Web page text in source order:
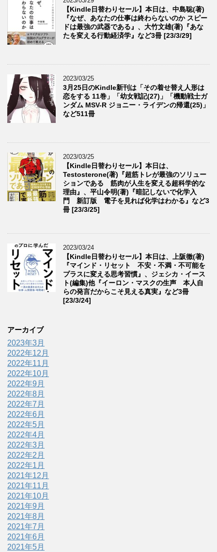
【Kindle日替わりセール】本日は、中島聡(著)
『なぜ、あなたの仕事は終わらないのか スピー
ドは最強の武器である』、大竹文雄(著)『あな
たを変える行動経済学』など3冊 [23/3/29]
2023/03/25
3月25日のKindle新刊は「その着せ替え人形は
恋をする 11巻」「幼女戦記(27)」「機動戦士ガ
ンダム MSV-R ジョニー・ライデンの帰還(25)」
など511冊
2023/03/25
【Kindle日替わりセール】本日は、
Testosterone(著)『超筋トレが最強のソリュー
ションである 筋肉が人生を変える超科学的な
理由』、平山令明(著)『暗記しないで化学入
門 新訂版 電子を見れば化学はわかる』など3
冊 [23/3/25]
2023/03/24
【Kindle日替わりセール】本日は、上阪徹(著)
『マインド・リセット 不安・不満・不可能を
プラスに変える思考習慣』、ジェシカ・イース
ト(編集)他『イーロン・マスクの生声 本人自
らの発言だからこそ見える真実』など3冊
[23/3/24]
アーカイブ
2023年3月
2022年12月
2022年11月
2022年10月
2022年9月
2022年8月
2022年7月
2022年6月
2022年5月
2022年4月
2022年3月
2022年2月
2022年1月
2021年12月
2021年11月
2021年10月
2021年9月
2021年8月
2021年7月
2021年6月
2021年5月